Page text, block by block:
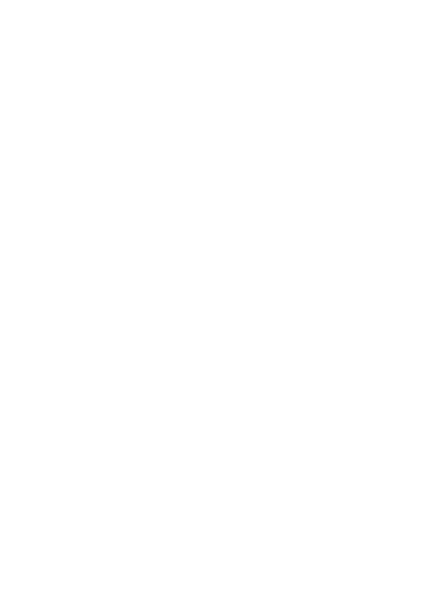
diese durch die Tätigkeit mit
machen und die Gefährdungsbeurteilung
Anzeige in Kopie einreichen.
Betrieben, die der europäischen Industrieemissions-Richtlinie, der
für Betriebsgelände, auf denen
Anlagen mit dem Buchstabe E
(Störfallbetrieb),
3 des Wasserhaushaltsgesetzes genehmigungsbedürftig ist oder
2010/75/EU des Europäischen Parlaments und des Rates vom
der Umweltverschmutzung) in der jeweils geltenden
Freiburg ist darüber hinaus die